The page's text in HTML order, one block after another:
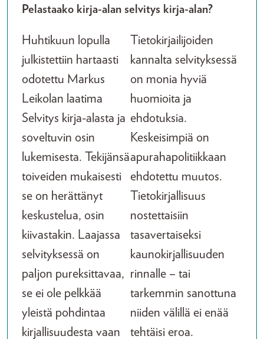
Pelastaako kirja-alan selvitys kirja-alan?
Huhtikuun lopulla
julkistettiin hartaasti
odotettu Markus
Leikolan laatima
Selvitys kirja-alasta ja
soveltuvin osin
lukemisesta. Tekijänsä
toiveiden mukaisesti
se on herättänyt
keskustelua, osin
kiivastakin. Laajassa
selvityksessä on
paljon pureksittavaa,
se ei ole pelkkää
yleistä pohdintaa
kirjallisuudesta vaan
Tietokirjailijoiden
kannalta selvityksessä
on monia hyviä
huomioita ja
ehdotuksia.
Keskeisimpiä on
apurahapolitiikkaan
ehdotettu muutos.
Tietokirjallisuus
nostettaisiin
tasavertaiseksi
kaunokirjallisuuden
rinnalle – tai
tarkemmin sanottuna
niiden välillä ei enää
tehtäisi eroa.